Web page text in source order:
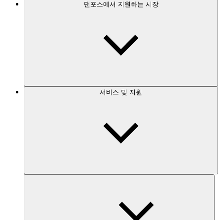
댄포스에서 지원하는 시장
서비스 및 지원